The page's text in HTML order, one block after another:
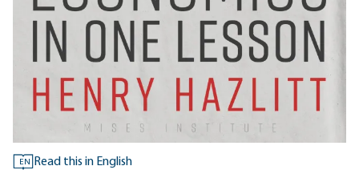
EN Read this in English